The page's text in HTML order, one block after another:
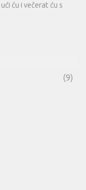
ću i večerat ću s
(9)